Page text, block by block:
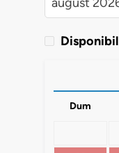
Disponibil
Dum